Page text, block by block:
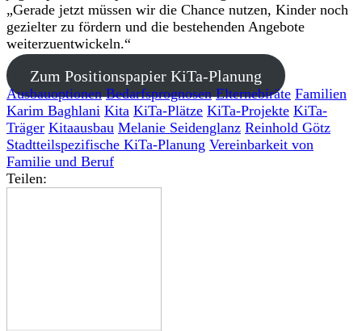
„Gerade jetzt müssen wir die Chance nutzen, Kinder noch
gezielter zu fördern und die bestehenden Angebote
weiterzuentwickeln.“
Zum Positionspapier KiTa-Planung
Ausbauoptionen Bedarfsprognosen Elternebiräte Familien
Karim Baghlani Kita KiTa-Plätze KiTa-Projekte KiTa-
Träger Kitaausbau Melanie Seidenglanz Reinhold Götz
Stadtteilspezifische KiTa-Planung Vereinbarkeit von
Familie und Beruf
Teilen: